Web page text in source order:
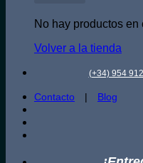
No hay productos en
Volver a la tienda
(+34) 954
Contacto | Blog